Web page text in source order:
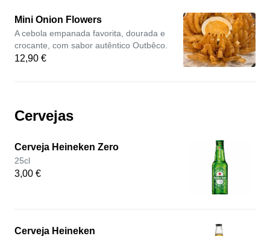
Mini Onion Flowers
A cebola empanada favorita, dourada e
crocante, com sabor autêntico Outbêco.
12,90 €
Cervejas
Cerveja Heineken Zero
25cl
3,00 €
Cerveja Heineken